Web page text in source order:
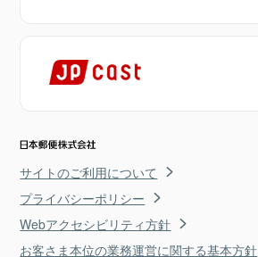
サイトのご利用について
プライバシーポリシー
Webアクセシビリティ方針
お客さま本位の業務運営に関する基本方針